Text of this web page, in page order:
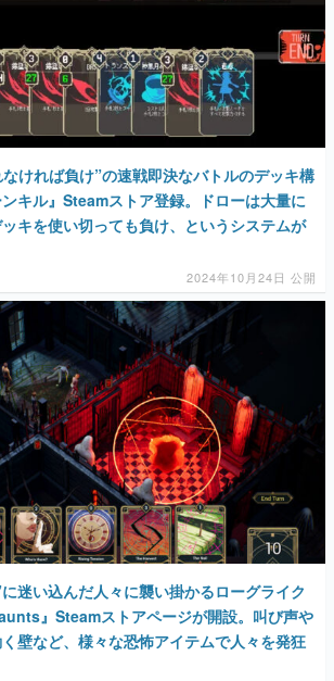
ければ負け”の速戦即決なバトルのデッキ構
キル』Steamストア登録。ドローは大量に
キを使い切っても負け、というシステムが
2024年10月24日 公開
迷い込んだ人々に襲い掛かるローグライク
』Steamストアページが開設。叫び声や
壁など、様々な恐怖アイテムで人々を発狂